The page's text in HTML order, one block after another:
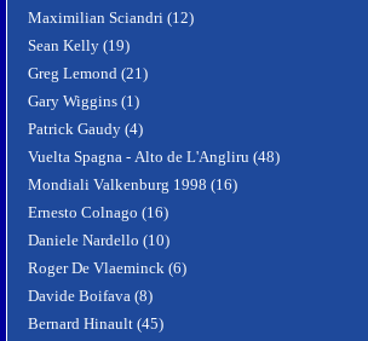
Maximilian Sciandri (12)
Sean Kelly (19)
Greg Lemond (21)
Gary Wiggins (1)
Patrick Gaudy (4)
Vuelta Spagna - Alto de L'Angliru (48)
Mondiali Valkenburg 1998 (16)
Ernesto Colnago (16)
Daniele Nardello (10)
Roger De Vlaeminck (6)
Davide Boifava (8)
Bernard Hinault (45)